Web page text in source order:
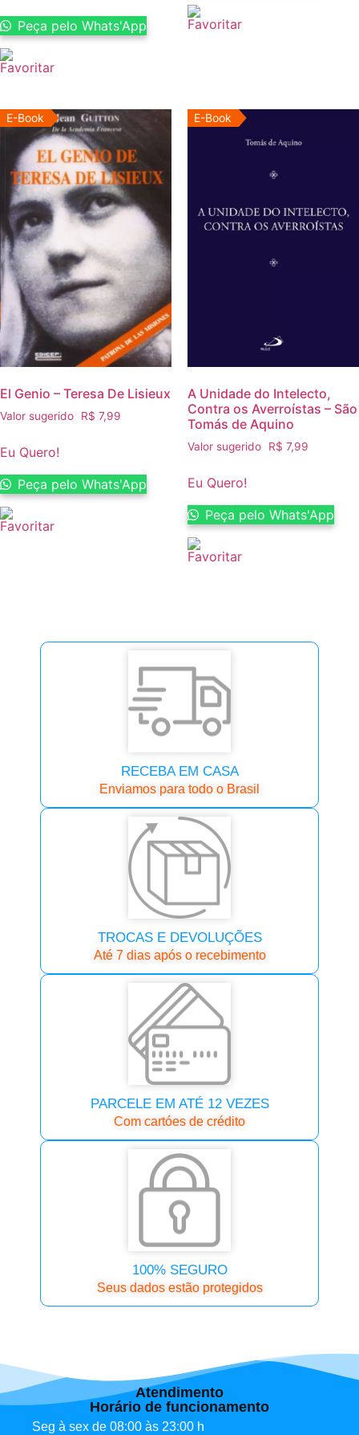
Peça pelo Whats'App
E-Book
El Genio – Teresa De Lisieux
Valor sugerido R$ 7,99
Eu Quero!
Peça pelo Whats'App
E-Book
A Unidade do Intelecto,
Contra os Averroístas – São
Tomás de Aquino
Valor sugerido R$ 7,99
Eu Quero!
Peça pelo Whats'App
RECEBA EM CASA
Enviamos para todo o Brasil
TROCAS E DEVOLUÇÕES
Até 7 dias após o recebimento
PARCELE EM ATÉ 12 VEZES
Com cartóes de crédito
100% SEGURO
Seus dados estão protegidos
Atendimento
Horário de funcionamento
Seg à sex de 08:00 às 23:00 h